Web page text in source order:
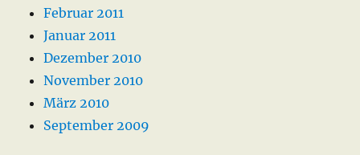
Februar 2011
Januar 2011
Dezember 2010
November 2010
März 2010
September 2009